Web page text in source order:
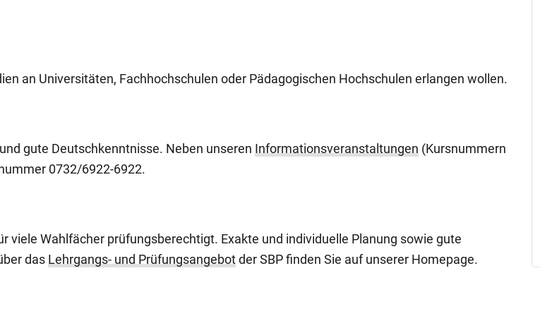
an Universitäten, Fachhochschulen oder Pädagogischen Hochschulen erlangen wollen.
gute Deutschkenntnisse. Neben unseren Informationsveranstaltungen (Kursnummern
0732/6922-6922.
viele Wahlfächer prüfungsberechtigt. Exakte und individuelle Planung sowie gute
das Lehrgangs- und Prüfungsangebotder SBP finden Sie auf unserer Homepage.